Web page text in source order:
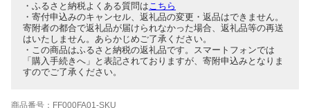
・ふるさと納税よくある質問はこちら
・寄付申込みのキャンセル、返礼品の変更・返品はできません。
寄附者の都合で返礼品が届けられなかった場合、返礼品等の再送
はいたしません。あらかじめご了承ください。
・この商品はふるさと納税の返礼品です。スマートフォンでは
「購入手続きへ」と表記されておりますが、寄附申込みとなりま
すのでご了承ください。
商品番号：FF000FA01-SKU